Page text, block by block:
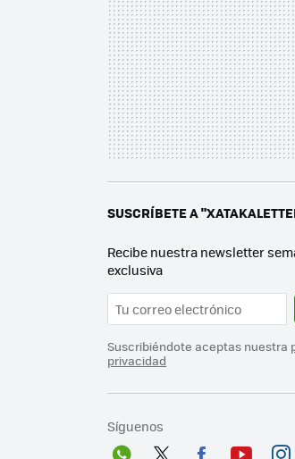
SUSCRÍBETE A
Recibe nuestra newsletter
exclusiva
Suscribiéndote aceptas nuestra
privacidad
Síguenos